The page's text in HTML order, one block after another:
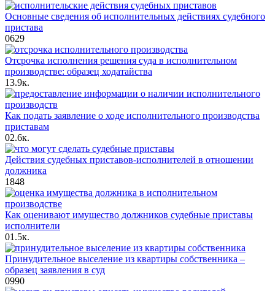
Основные сведения об исполнительных действиях судебного
пристава
0629
Отсрочка исполнения решения суда в исполнительном
производстве: образец ходатайства
13.9к.
Как подать заявление о ходе исполнительного производства
приставам
02.6к.
Действия судебных приставов-исполнителей в отношении
должника
1848
Как оценивают имущество должников судебные приставы
исполнители
01.5к.
Принудительное выселение из квартиры собственника –
образец заявления в суд
0990